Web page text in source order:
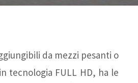
da mezzi pesanti o
tecnologia FULL HD, ha le